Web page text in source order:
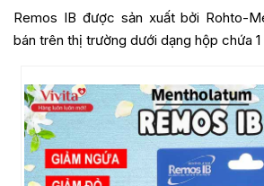
Remos IB được sản xuất bởi Rohto-
bán trên thị trường dưới dạng hộp chứa 1